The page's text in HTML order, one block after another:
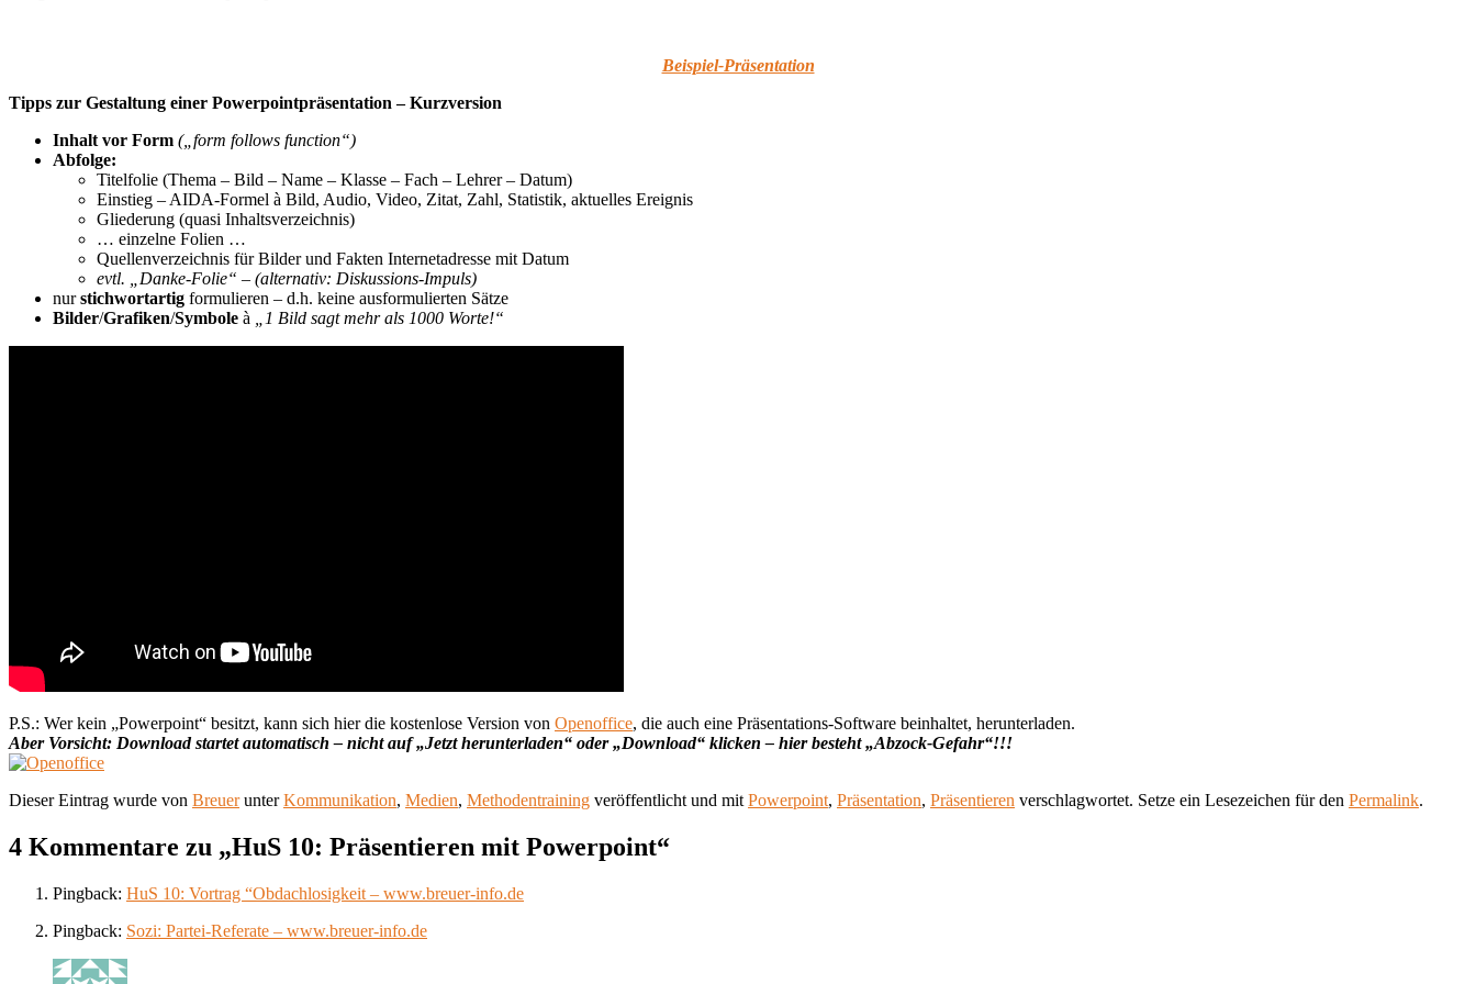
Beispiel-Präsentation
Tipps zur Gestaltung einer Powerpointpräsentation– Kurzversion
Inhalt vor Form („form follows function“)
Abfolge:
Titelfolie (Thema – Bild – Name – Klasse – Fach – Lehrer – Datum)
Einstieg – AIDA-Formel à Bild, Audio, Video, Zitat, Zahl, Statistik, aktuelles Ereignis
Gliederung (quasi Inhaltsverzeichnis)
… einzelne Folien …
Quellenverzeichnis für Bilder und Fakten Internetadresse mit Datum
evtl. „Danke-Folie“ – (alternativ: Diskussions-Impuls)
nurstichwortartig formulieren – d.h. keine ausformulierten Sätze
Bilder/Grafiken/Symbole à „1 Bild sagt mehr als 1000 Worte!“
P.S.: Wer kein „Powerpoint“ besitzt, kann sich hier die kostenlose Version von Openoffice, die auch eine Präsentations-Software beinhaltet, herunterladen.
Aber Vorsicht: Download startet automatisch – nicht auf „Jetzt herunterladen“ oder „Download“ klicken – hier besteht „Abzock-Gefahr“!!!
Dieser Eintrag wurde von BreuerunterKommunikation, Medien, Methodentraining veröffentlicht und mitPowerpoint, Präsentation, Präsentieren verschlagwortet. Setze ein Lesezeichen für den Permalink.
4 Kommentare zu „HuS 10: Präsentieren mit Powerpoint“
Pingback: HuS 10: Vortrag “Obdachlosigkeit – www.breuer-info.de
Pingback: Sozi: Partei-Referate – www.breuer-info.de